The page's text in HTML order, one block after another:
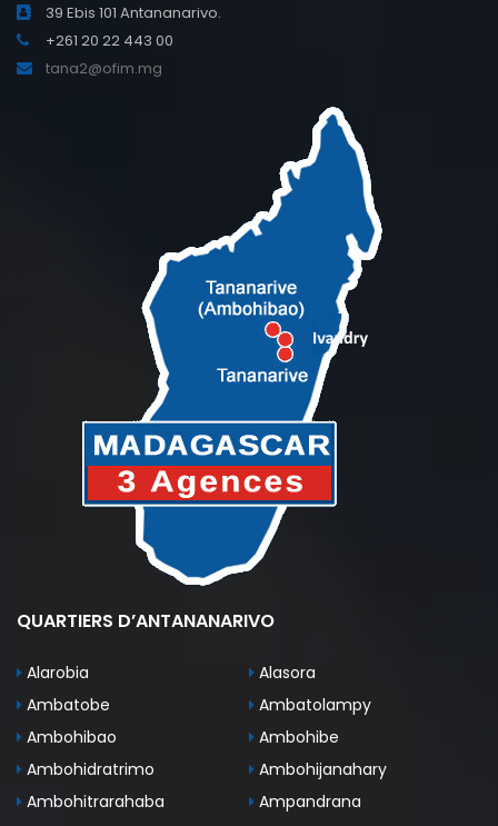
39 Ebis 101 Antananarivo.
+261 20 22 443 00
tana2@ofim.mg
QUARTIERS D’ANTANANARIVO
Alarobia
Alasora
Ambatobe
Ambatolampy
Ambohibao
Ambohibe
Ambohidratrimo
Ambohijanahary
Ambohitrarahaba
Ampandrana